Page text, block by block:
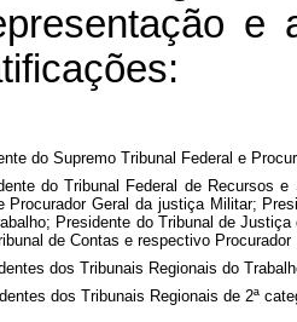
e
do Supremo Tribunal Federal e
do Tribunal Federal de Recursos
Procurador Geral da justiça Militar;
Presidente do Tribunal de
de Contas e respectivo Procurador
dos Tribunais Regionais do
dos Tribunais Regionais de 2ª